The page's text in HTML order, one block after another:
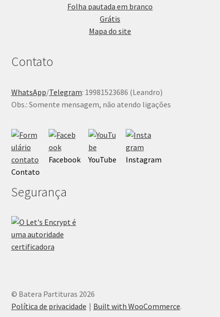
Folha pautada em branco
Grátis
Mapa do site
Contato
WhatsApp/Telegram: 19981523686 (Leandro)
Obs.: Somente mensagem, não atendo ligações
Contato
Facebook YouTube Instagram
Segurança
© Batera Partituras 2026
Política de privacidade
Built with WooCommerce.